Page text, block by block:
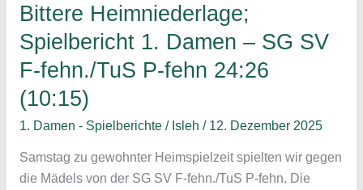
Bittere Heimniederlage;
Spielbericht 1. Damen – SG SV
F-fehn./TuS P-fehn 24:26
(10:15)
1. Damen - Spielberichte/ Isleh / 12. Dezember 2025
Samstag zu gewohnter Heimspielzeit spielten wir gegen
die Mädels von der SG SV F-fehn./TuS P-fehn. Die